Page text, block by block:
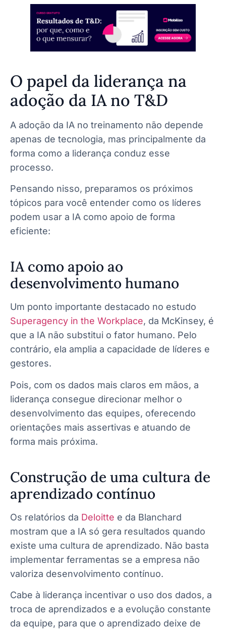
O papel da liderança na
adoção da IA no T&D
A adoção da IA no treinamento não depende
apenas de tecnologia, mas principalmente da
forma como a liderança conduz esse
processo.
Pensando nisso, preparamos os próximos
tópicos para você entender como os líderes
podem usar a IA como apoio de forma
eficiente:
IA como apoio ao
desenvolvimento humano
Um ponto importante destacado no estudo
Superagency in the Workplace, da McKinsey, é
que a IA não substitui o fator humano. Pelo
contrário, ela amplia a capacidade de líderes e
gestores.
Pois, com os dados mais claros em mãos, a
liderança consegue direcionar melhor o
desenvolvimento das equipes, oferecendo
orientações mais assertivas e atuando de
forma mais próxima.
Construção de uma cultura de
aprendizado contínuo
Os relatórios da Deloitte e da Blanchard
mostram que a IA só gera resultados quando
existe uma cultura de aprendizado. Não basta
implementar ferramentas se a empresa não
valoriza desenvolvimento contínuo.
Cabe à liderança incentivar o uso dos dados, a
troca de aprendizados e a evolução constante
da equipe, para que o aprendizado deixe de